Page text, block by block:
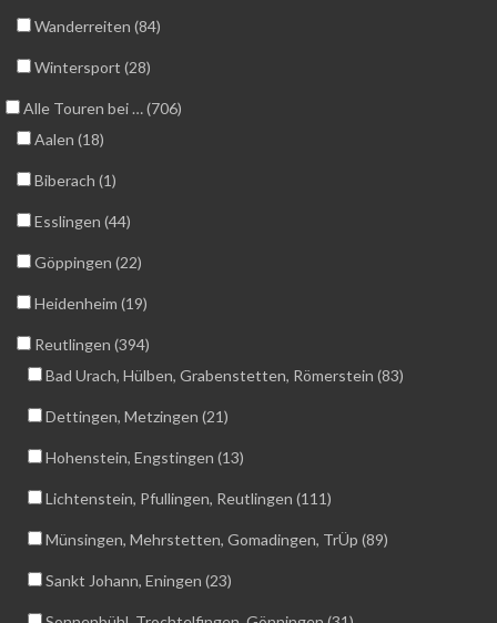
Wanderreiten (84)
Wintersport (28)
Alle Touren bei … (706)
Aalen (18)
Biberach (1)
Esslingen (44)
Göppingen (22)
Heidenheim (19)
Reutlingen (394)
Bad Urach, Hülben, Grabenstetten, Römerstein (83)
Dettingen, Metzingen (21)
Hohenstein, Engstingen (13)
Lichtenstein, Pfullingen, Reutlingen (111)
Münsingen, Mehrstetten, Gomadingen, TrÜp (89)
Sankt Johann, Eningen (23)